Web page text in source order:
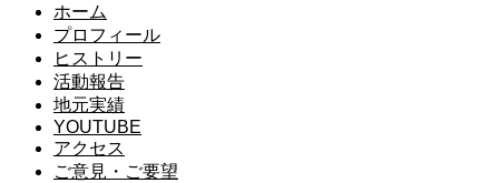
ホーム
プロフィール
ヒストリー
活動報告
地元実績
YOUTUBE
アクセス
ご意見・ご要望